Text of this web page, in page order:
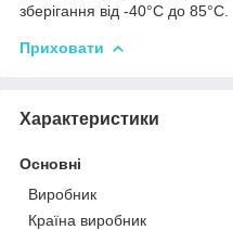
зберігання від -40°C до 85°C.
Приховати
Характеристики
Основні
Виробник
Країна виробник